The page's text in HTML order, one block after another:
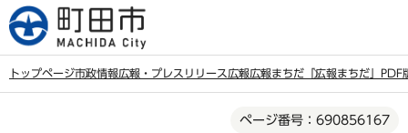
こ
の
トップページ市政情報広報・プレスリリース 広報広報まちだ 「広報まちだ」PDF
ページ番号：690856167